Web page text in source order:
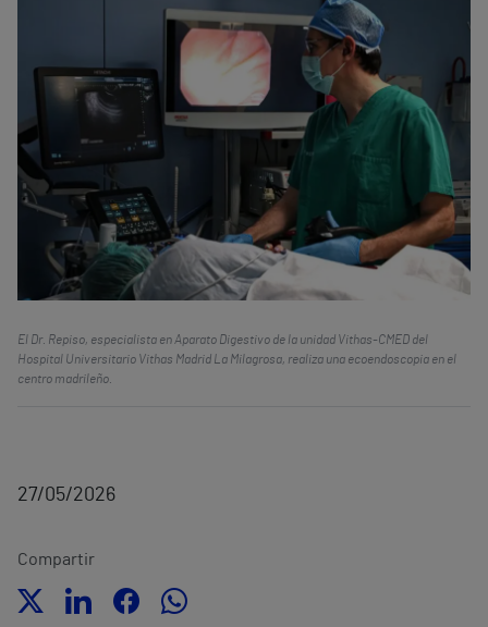
El Dr. Repiso, especialista en Aparato Digestivo de la unidad Vithas-CMED del
Hospital Universitario Vithas Madrid La Milagrosa, realiza una ecoendoscopia en el
centro madrileño.
27/05/2026
Compartir